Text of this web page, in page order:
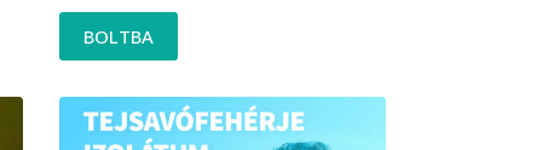
BOLTBA